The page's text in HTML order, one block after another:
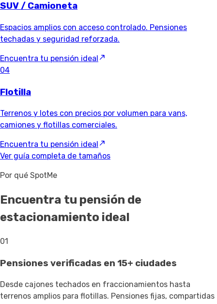
SUV / Camioneta
Espacios amplios con acceso controlado. Pensiones
techadas y seguridad reforzada.
Encuentra tu pensión ideal
04
Flotilla
Terrenos y lotes con precios por volumen para vans,
camiones y flotillas comerciales.
Encuentra tu pensión ideal
Ver guía completa de tamaños
Por qué SpotMe
Encuentra tu pensión de
estacionamiento ideal
01
Pensiones verificadas en 15+ ciudades
Desde cajones techados en fraccionamientos hasta
terrenos amplios para flotillas. Pensiones fijas, compartidas